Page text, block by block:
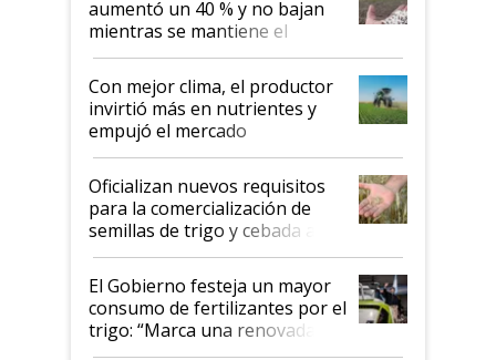
aumentó un 40 % y no bajan
mientras se mantiene el
conflicto en Medio Oriente
Con mejor clima, el productor
invirtió más en nutrientes y
empujó el mercado
Oficializan nuevos requisitos
para la comercialización de
semillas de trigo y cebada a
granel
El Gobierno festeja un mayor
consumo de fertilizantes por el
trigo: “Marca una renovada
confianza de los productores”